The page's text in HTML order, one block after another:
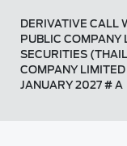
DERIVATIVE CALL
PUBLIC COMPANY
SECURITIES
COMPANY
JANUARY 2027 # A